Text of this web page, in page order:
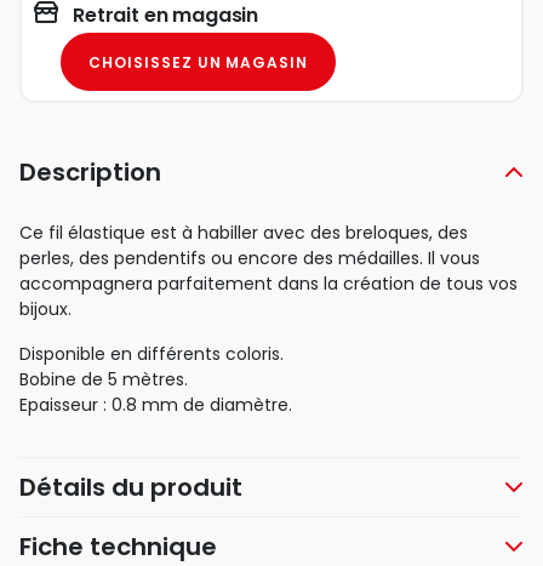
Retrait en magasin
CHOISISSEZ UN MAGASIN
Description
Ce fil élastique est à habiller avec des breloques, des
perles, des pendentifs ou encore des médailles. Il vous
accompagnera parfaitement dans la création de tous vos
bijoux.
Disponible en différents coloris.
Bobine de 5 mètres.
Epaisseur : 0.8 mm de diamètre.
Détails du produit
Fiche technique